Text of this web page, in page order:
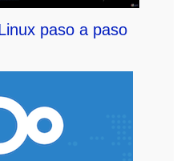
paso a paso